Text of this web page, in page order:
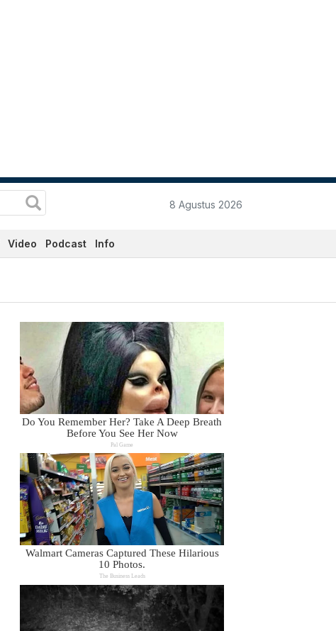
8 Agustus 2026
Video Podcast Info